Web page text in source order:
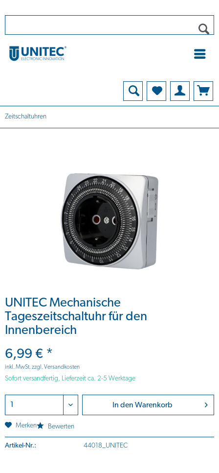
Zeitschaltuhren
UNITEC Mechanische
Tageszeitschaltuhr für den
Innenbereich
6,99 € *
inkl. MwSt.zzgl. Versandkosten
Sofort versandfertig, Lieferzeit ca. 2-5 Werktage
In den Warenkorb
Merken Bewerten
Artikel-Nr.: 44018_UNITEC